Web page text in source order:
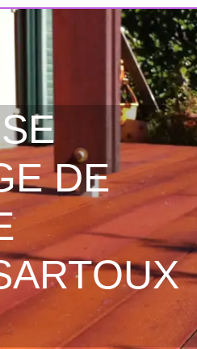
DE